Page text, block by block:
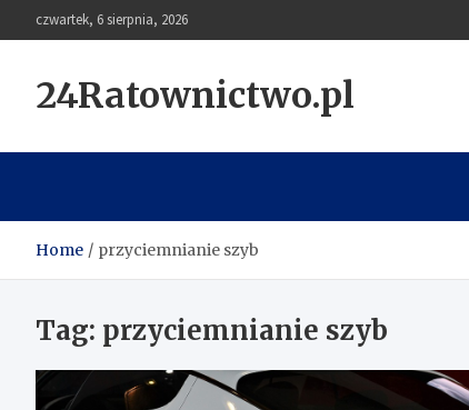
to
czwartek, 6 sierpnia, 2026
24Ratownictwo.pl
Home przyciemnianie szyb
Tag: przyciemnianie szyb